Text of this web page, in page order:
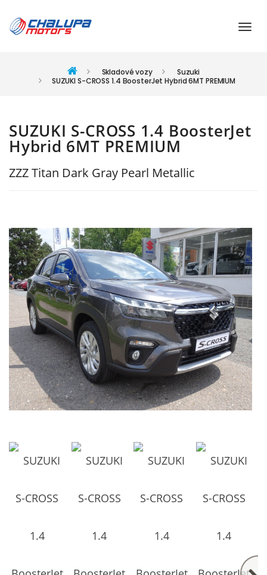
Skladové vozy
Suzuki
SUZUKI S-CROSS 1.4 BoosterJet Hybrid 6MT PREMIUM
SUZUKI S-CROSS 1.4 BoosterJet
Hybrid 6MT PREMIUM
ZZZ Titan Dark Gray Pearl Metallic